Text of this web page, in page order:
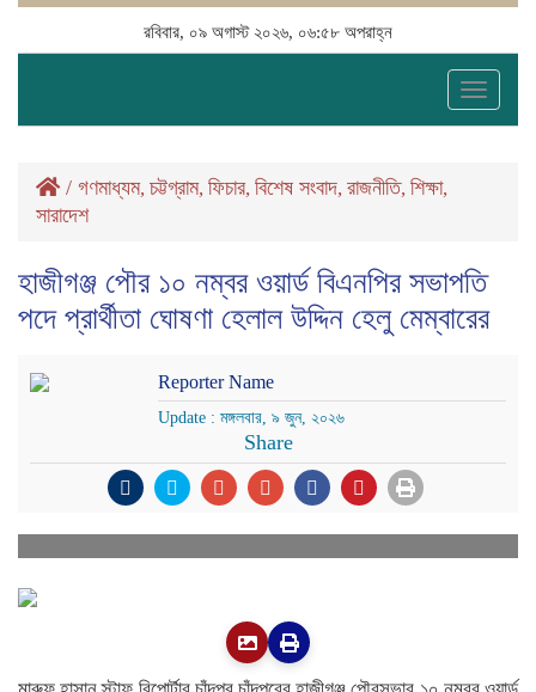
রবিবার, ০৯ অগাস্ট ২০২৬, ০৬:৫৮ অপরাহ্ন
Toggle
/ গণমাধ্যম, চট্টগ্রাম, ফিচার, বিশেষ সংবাদ, রাজনীতি, শিক্ষা,
সারাদেশ
হাজীগঞ্জ পৌর ১০ নম্বর ওয়ার্ড বিএনপির সভাপতি
পদে প্রার্থীতা ঘোষণা হেলাল উদ্দিন হেলু মেম্বারের
Reporter Name
Update : মঙ্গলবার, ৯ জুন, ২০২৬
Share